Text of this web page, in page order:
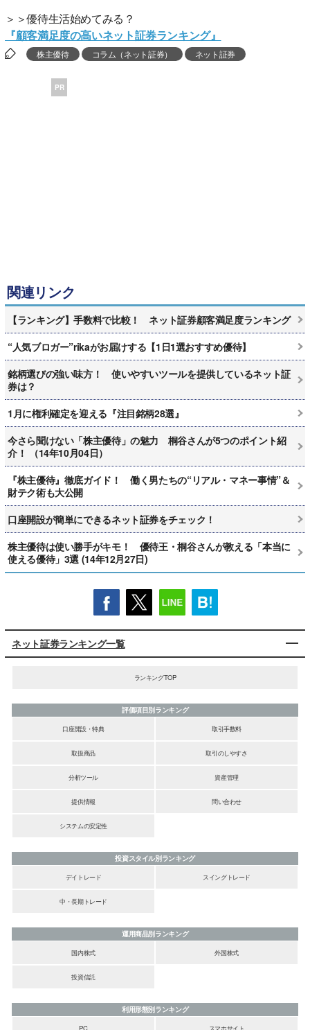
＞＞優待生活始めてみる？
『顧客満足度の高いネット証券ランキング』
株主優待 コラム（ネット証券） ネット証券
PR
関連リンク
【ランキング】手数料で比較！ ネット証券顧客満足度ランキング
“人気ブロガー”rikaがお届けする【1日1選おすすめ優待】
銘柄選びの強い味方！ 使いやすいツールを提供しているネット証
券は？
1月に権利確定を迎える『注目銘柄28選』
今さら聞けない「株主優待」の魅力 桐谷さんが5つのポイント紹
介！ （14年10月04日）
『株主優待』徹底ガイド！ 働く男たちの“リアル・マネー事情”＆
財テク術も大公開
口座開設が簡単にできるネット証券をチェック！
株主優待は使い勝手がキモ！ 優待王・桐谷さんが教える「本当に
使える優待」3選 (14年12月27日)
ネット証券ランキング一覧
ランキングTOP
評価項目別ランキング
口座開設・特典
取引手数料
取扱商品 取引のしやすさ
分析ツール 資産管理
提供情報 問い合わせ
システムの安定性
投資スタイル別ランキング
デイトレード
スイングトレード
中・長期トレード
運用商品別ランキング
国内株式
外国株式
投資信託
利用形態別ランキング
PC
スマホサイト